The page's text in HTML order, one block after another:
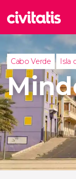
Cabo Verde Isla